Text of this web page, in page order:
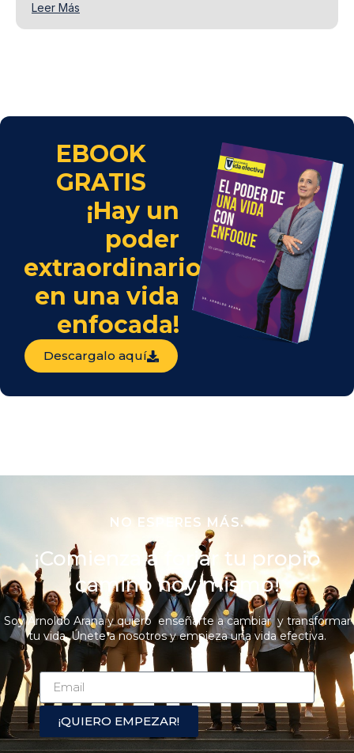
Leer Más
EBOOK
GRATIS
¡Hay un
poder
extraordinario
en una vida
enfocada!
Descargalo aquí
NO ESPERES MÁS.
¡Comienza a forjar tu propio
camino hoy mismo!
Soy Arnoldo Arana y quiero enseñarte a cambiar y transformar
tu vida. Únete a nosotros y empieza una vida efectiva.
¡QUIERO EMPEZAR!